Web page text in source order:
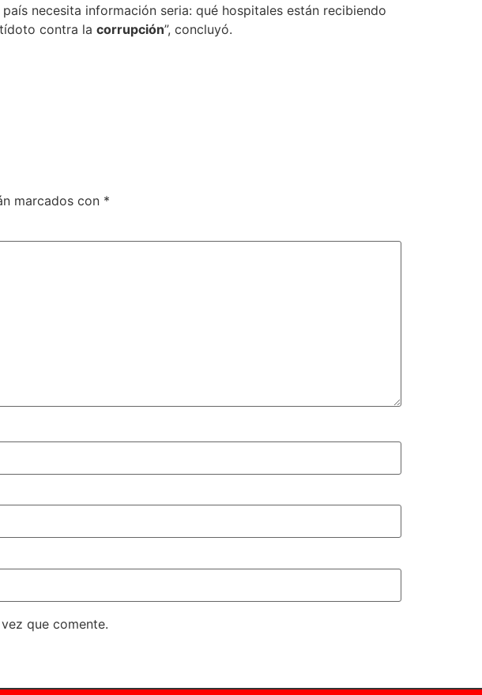
necesita información seria: qué hospitales están recibiendo
contra la corrupción”, concluyó.
marcados con *
que comente.